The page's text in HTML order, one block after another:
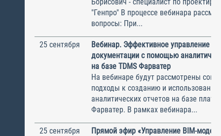
"Генпро" В процессе вебинара
вопросы: При...
25 сентября
Вебинар. Эффективное управление
документации с помощью
на базе TDMS Фарватер
На вебинаре будут рассмотрены
подходы к созданию и использованию
аналитических отчетов на базе
Фарватер. В рамках вебинара...
25 сентября
Прямой эфир «Управление BIM-